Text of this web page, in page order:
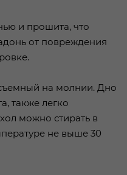
и прошита, что
от повреждения
на молнии. Дно
также легко
можно стирать в
не выше 30